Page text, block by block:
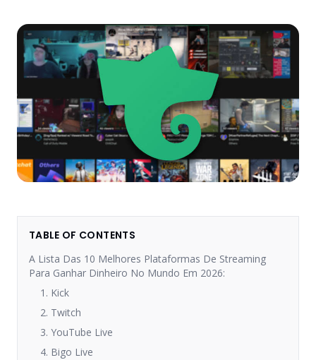
TABLE OF CONTENTS
A Lista Das 10 Melhores Plataformas De Streaming
Para Ganhar Dinheiro No Mundo Em 2026:
1. Kick
2. Twitch
3. YouTube Live
4. Bigo Live